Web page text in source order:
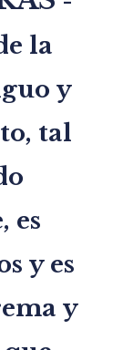
la
y
tal
es
y es
y